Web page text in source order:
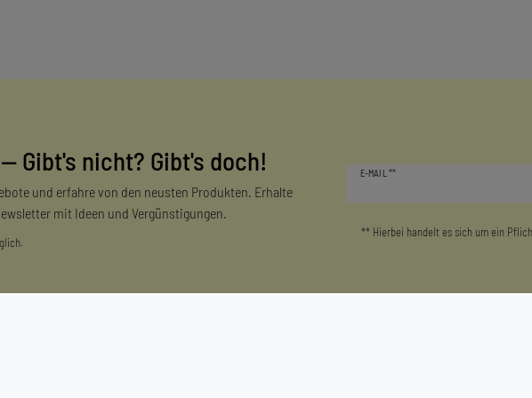
Gibt's nicht? Gibt's doch!
und erfahre von den neusten Produkten. Erhalte
mit Ideen und Vergünstigungen.
E-MAIL **
Honig
** Hierbei handelt es sich um ein